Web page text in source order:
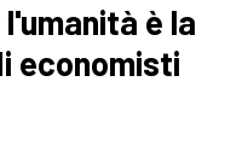
è la
economisti